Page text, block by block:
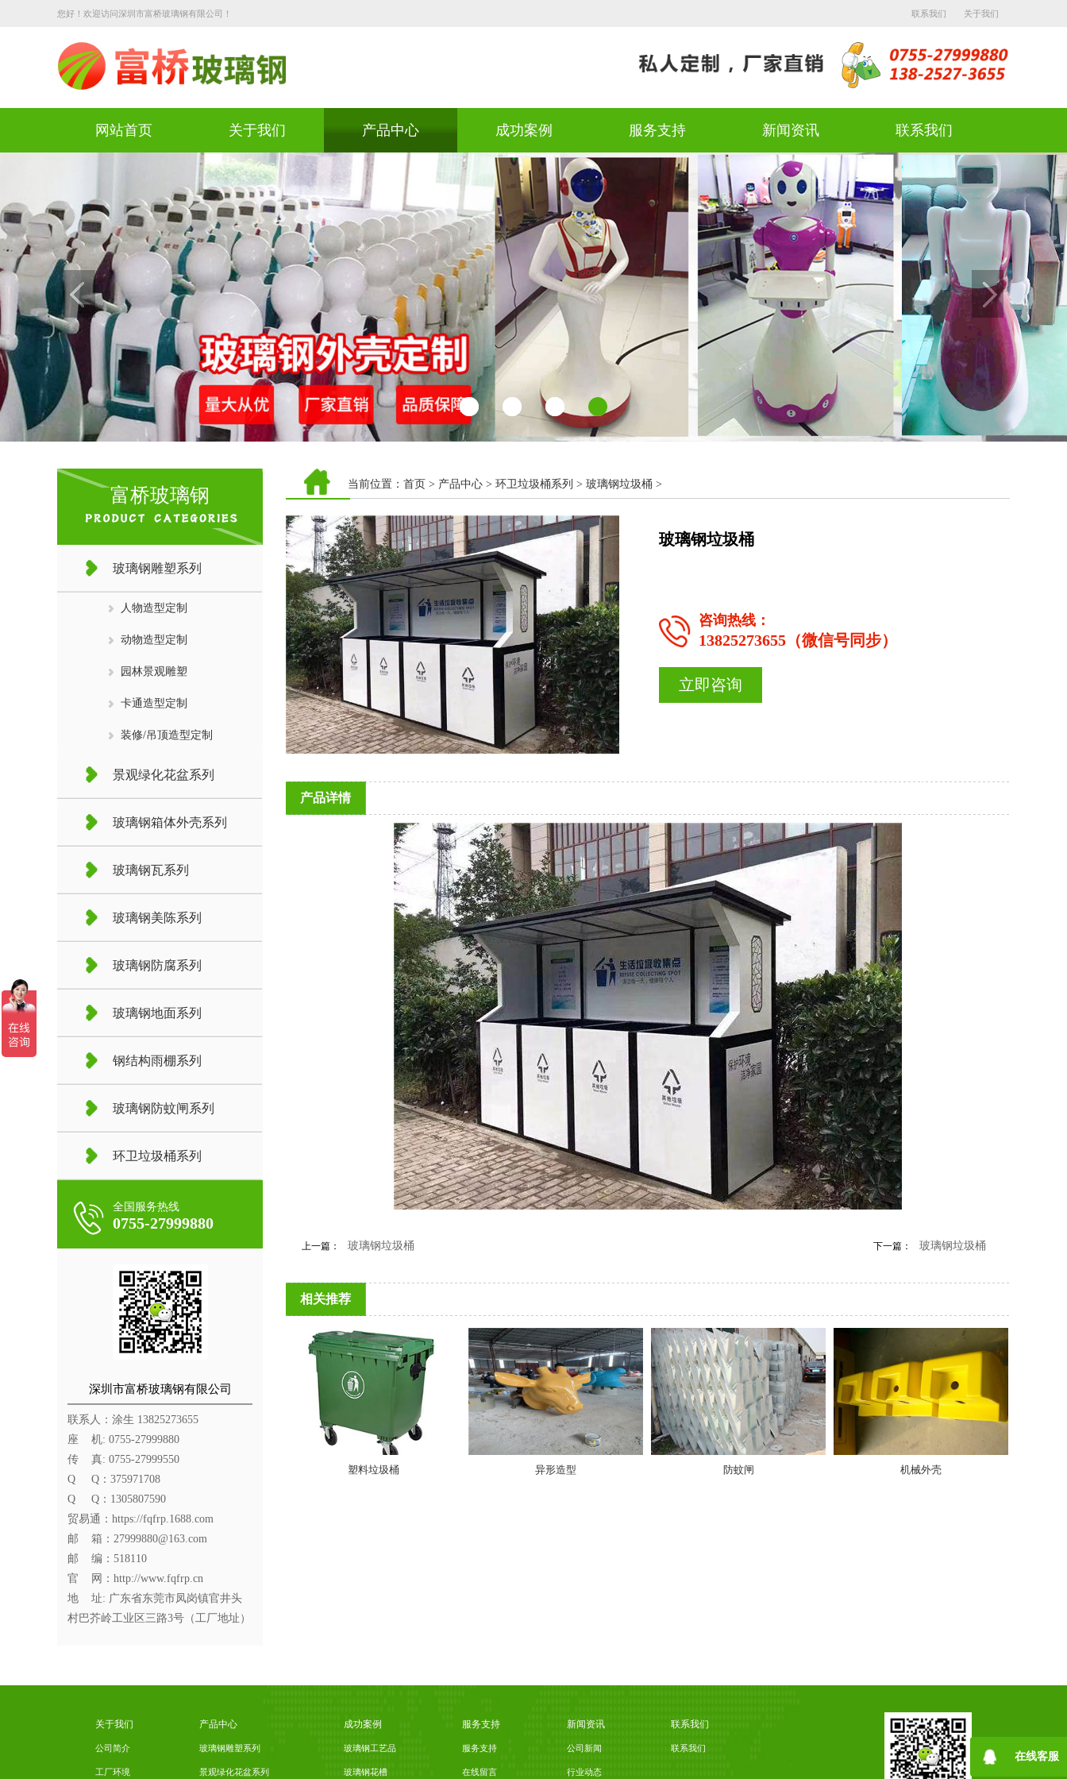
您好！欢迎访问深圳市富桥玻璃钢有限公司！ 联系我们 关于我们
网站首页 关于我们 产品中心 成功案例 服务支持 新闻资讯 联系我们
富桥玻璃钢
玻璃钢雕塑系列
人物造型定制
动物造型定制
园林景观雕塑
卡通造型定制
装修/吊顶造型定制
景观绿化花盆系列
玻璃钢箱体外壳系列
玻璃钢瓦系列
玻璃钢美陈系列
玻璃钢防腐系列
玻璃钢地面系列
钢结构雨棚系列
玻璃钢防蚊闸系列
环卫垃圾桶系列
全国服务热线
0755-27999880
深圳市富桥玻璃钢有限公司
联系人：涂生 13825273655
座 机: 0755-27999880
传 真: 0755-27999550
Q Q：375971708
Q Q：1305807590
贸易通： https://fqfrp.1688.com
邮 箱：27999880@163.com
邮 编：518110
官 网：http://www.fqfrp.cn
地 址: 广东省东莞市凤岗镇官井头
村巴芥岭工业区三路3号（工厂地址）
当前位置： 首页 > 产品中心 > 环卫垃圾桶系列 > 玻璃钢垃圾桶 >
玻璃钢垃圾桶
咨询热线：
13825273655（微信号同步）
立即咨询
产品详情
上一篇： 玻璃钢垃圾桶 下一篇： 玻璃钢垃圾桶
相关推荐
塑料垃圾桶 异形造型 防蚊闸 机械外壳
关于我们
公司简介
工厂环境
产品中心
玻璃钢雕塑系列
景观绿化花盆系列
成功案例
玻璃钢工艺品
玻璃钢花槽
服务支持
服务支持
在线留言
新闻资讯
公司新闻
行业动态
联系我们
联系我们
在线客服